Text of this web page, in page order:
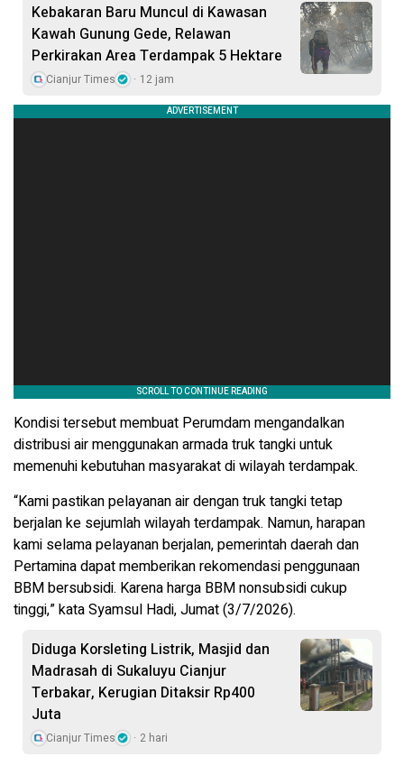
Kebakaran Baru Muncul di Kawasan
Kawah Gunung Gede, Relawan
Perkirakan Area Terdampak 5 Hektare
Cianjur Times 12 jam
Kondisi tersebut membuat Perumdam mengandalkan
distribusi air menggunakan armada truk tangki untuk
memenuhi kebutuhan masyarakat di wilayah terdampak.
“Kami pastikan pelayanan air dengan truk tangki tetap
berjalan ke sejumlah wilayah terdampak. Namun, harapan
kami selama pelayanan berjalan, pemerintah daerah dan
Pertamina dapat memberikan rekomendasi penggunaan
BBM bersubsidi. Karena harga BBM nonsubsidi cukup
tinggi,” kata Syamsul Hadi, Jumat (3/7/2026).
Diduga Korsleting Listrik, Masjid dan
Madrasah di Sukaluyu Cianjur
Terbakar, Kerugian Ditaksir Rp400
Juta
Cianjur Times 2 hari